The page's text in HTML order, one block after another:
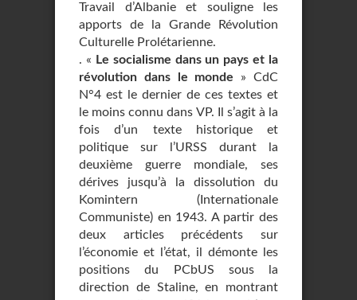
Travail d’Albanie et souligne les
apports de la Grande Révolution
Culturelle Prolétarienne.
. « Le socialisme dans un pays et la
révolution dans le monde » CdC
N°4 est le dernier de ces textes et
le moins connu dans VP. Il s’agit à la
fois d’un texte historique et
politique sur l’URSS durant la
deuxième guerre mondiale, ses
dérives jusqu’à la dissolution du
Komintern (Internationale
Communiste) en 1943. A partir des
deux articles précédents sur
l’économie et l’état, il démonte les
positions du PCbUS sous la
direction de Staline, en montrant